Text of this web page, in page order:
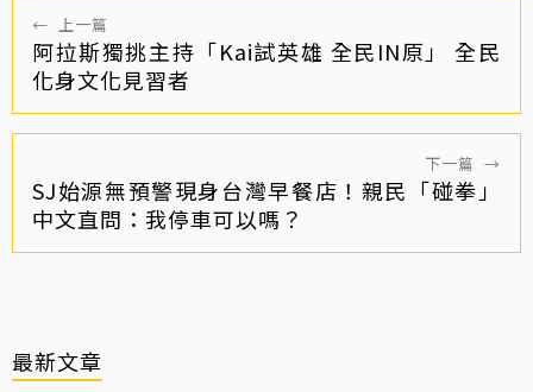
← 上一篇
阿拉斯獨挑主持「Kai試英雄 全民IN原」 全民
化身文化見習者
下一篇 →
SJ始源無預警現身台灣早餐店！親民「碰拳」
中文直問：我停車可以嗎？
最新文章